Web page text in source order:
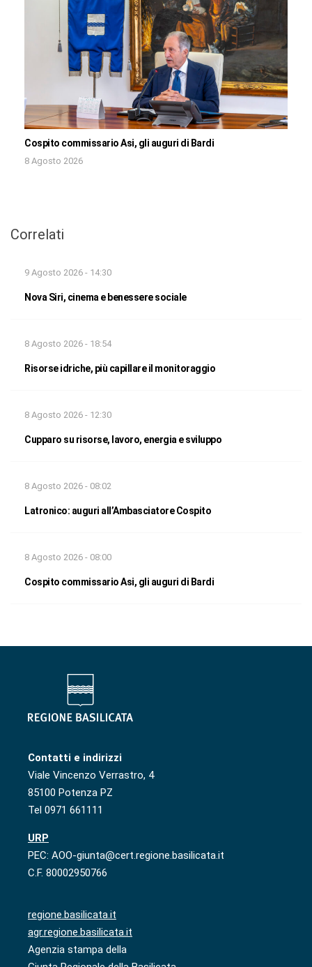
Cospito commissario Asi, gli auguri di Bardi
8 Agosto 2026
Correlati
9 Agosto 2026 - 14:30
Nova Siri, cinema e benessere sociale
8 Agosto 2026 - 18:54
Risorse idriche, più capillare il monitoraggio
8 Agosto 2026 - 12:30
Cupparo su risorse, lavoro, energia e sviluppo
8 Agosto 2026 - 08:02
Latronico: auguri all’Ambasciatore Cospito
8 Agosto 2026 - 08:00
Cospito commissario Asi, gli auguri di Bardi
Contatti e indirizzi
Viale Vincenzo Verrastro, 4
85100 Potenza PZ
Tel 0971 661111
URP
PEC: AOO-giunta@cert.regione.basilicata.it
C.F. 80002950766
regione.basilicata.it
agr.regione.basilicata.it
Agenzia stampa della